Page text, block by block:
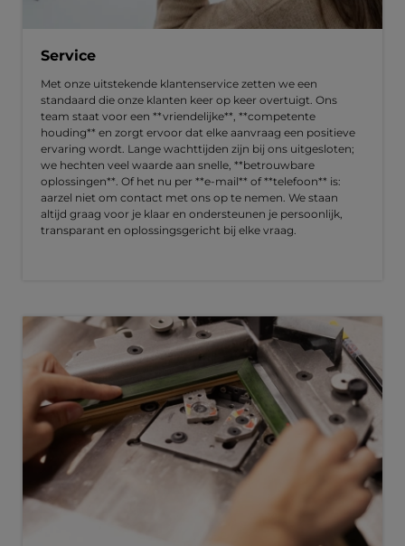
Service
Met onze uitstekende klantenservice zetten we een
standaard die onze klanten keer op keer overtuigt. Ons
team staat voor een **vriendelijke**, **competente
houding** en zorgt ervoor dat elke aanvraag een positieve
ervaring wordt. Lange wachttijden zijn bij ons uitgesloten;
we hechten veel waarde aan snelle, **betrouwbare
oplossingen**. Of het nu per **e-mail** of **telefoon** is:
aarzel niet om contact met ons op te nemen. We staan
altijd graag voor je klaar en ondersteunen je persoonlijk,
transparant en oplossingsgericht bij elke vraag.